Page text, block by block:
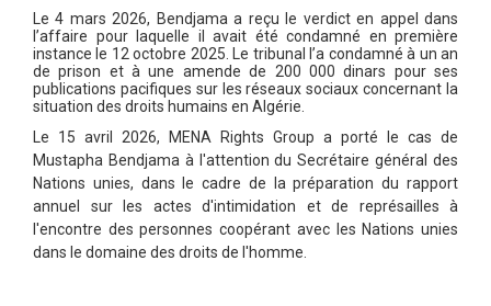
Le 4 mars 2026, Bendjama a reçu le verdict en appel dans
l’affaire pour laquelle il avait été condamné en première
instance le 12 octobre 2025. Le tribunal l’a condamné à un an
de prison et à une amende de 200 000 dinars pour ses
publications pacifiques sur les réseaux sociaux concernant la
situation des droits humains en Algérie.
Le 15 avril 2026, MENA Rights Group a porté le cas de
Mustapha Bendjama à l'attention du Secrétaire général des
Nations unies, dans le cadre de la préparation du rapport
annuel sur les actes d'intimidation et de représailles à
l'encontre des personnes coopérant avec les Nations unies
dans le domaine des droits de l'homme.